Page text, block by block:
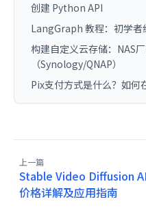
创建 Python API
LangGraph 教程：初学者
构建自定义云存储：NAS
（Synology/QNAP）
Pix支付方式是什么？如何
上一篇
Stable Video Diffusion
价格详解及应用指南